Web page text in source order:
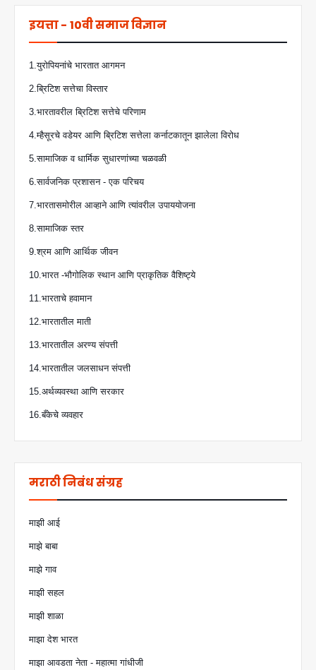
इयत्ता - 10वी समाज विज्ञान
1.युरोपियनांचे भारतात आगमन
2.ब्रिटिश सत्तेचा विस्तार
3.भारतावरील ब्रिटिश सत्तेचे परिणाम
4.म्हैसूरचे वडेयर आणि ब्रिटिश सत्तेला कर्नाटकातून झालेला विरोध
5.सामाजिक व धार्मिक सुधारणांच्या चळवळी
6.सार्वजनिक प्रशासन - एक परिचय
7.भारतासमोरील आव्हाने आणि त्यांवरील उपाययोजना
8.सामाजिक स्तर
9.श्रम आणि आर्थिक जीवन
10.भारत -भौगोलिक स्थान आणि प्राकृतिक वैशिष्ट्ये
11.भारताचे हवामान
12.भारतातील माती
13.भारतातील अरण्य संपत्ती
14.भारतातील जलसाधन संपत्ती
15.अर्थव्यवस्था आणि सरकार
16.बँकेचे व्यवहार
मराठी निबंध संग्रह
माझी आई
माझे बाबा
माझे गाव
माझी सहल
माझी शाळा
माझा देश भारत
माझा आवडता नेता - महात्मा गांधीजी